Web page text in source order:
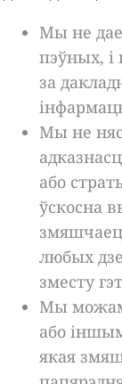
Мы не
пэўных,
за
Мы не
або
ўскосна
любых
зместу
Мы можам
або
якая